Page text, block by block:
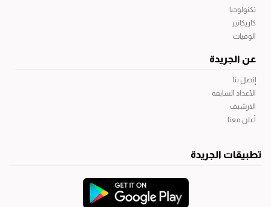
تكنولوجيا
كاريكاتير
الوفيات
عن الجريدة
إتصل بنا
الأعداد السابقة
الارشيف
أعلن معنا
تطبيقات الجريدة